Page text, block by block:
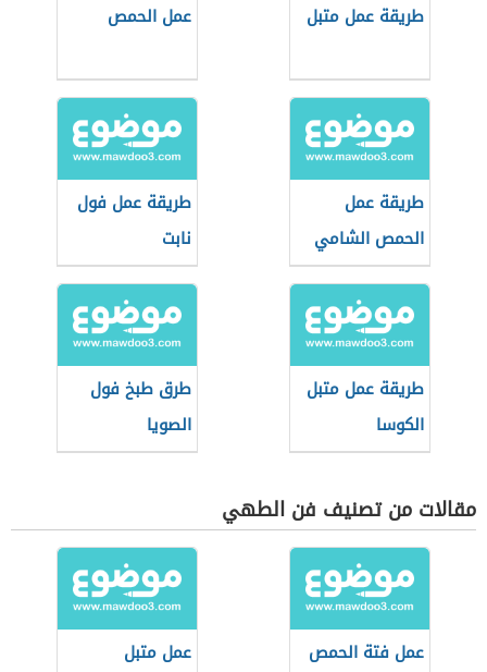
طريقة عمل متبل عمل الحمص
طريقة عمل
الحمص الشامي
طريقة عمل فول
نابت
طريقة عمل متبل
الكوسا
طرق طبخ فول
الصويا
مقالات من تصنيف فن الطهي
عمل فتة الحمص
عمل متبل